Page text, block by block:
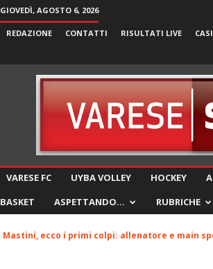
GIOVEDÌ, AGOSTO 6, 2026
REDAZIONE CONTATTI RISULTATI LIVE
VARESE FC UYBA VOLLEY HOCKEY
BASKET ASPETTANDO… RUBRICHE
Mastini, ecco i primi colpi: allenatore e main